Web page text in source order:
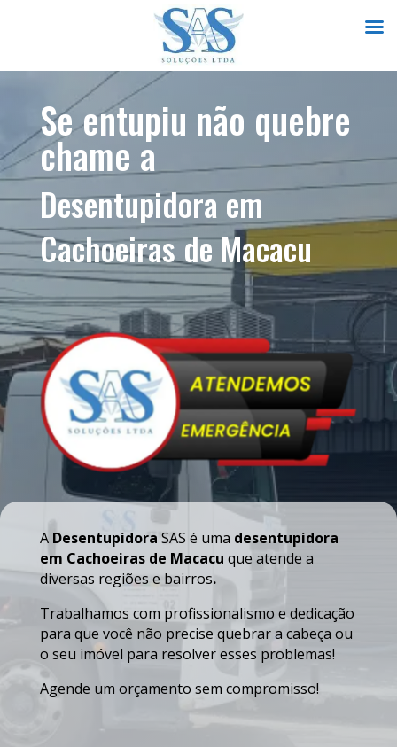
Se entupiu não quebre
chame a
Desentupidora em
Cachoeiras de Macacu
A Desentupidora SAS é uma desentupidora
em Cachoeiras de Macacu que atende a
diversas regiões e bairros.
Trabalhamos com profissionalismo e dedicação
para que você não precise quebrar a cabeça ou
o seu imóvel para resolver esses problemas!
Agende um orçamento sem compromisso!